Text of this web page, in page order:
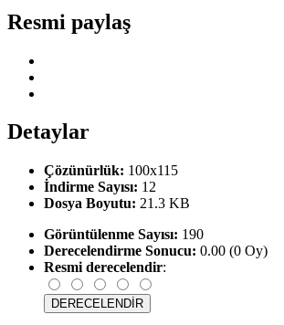
Resmi paylaş
Detaylar
Çözünürlük: 100x115
İndirme Sayısı: 12
Dosya Boyutu: 21.3 KB
Görüntülenme Sayısı: 190
Derecelendirme Sonucu: 0.00 (0 Oy)
Resmi derecelendir: